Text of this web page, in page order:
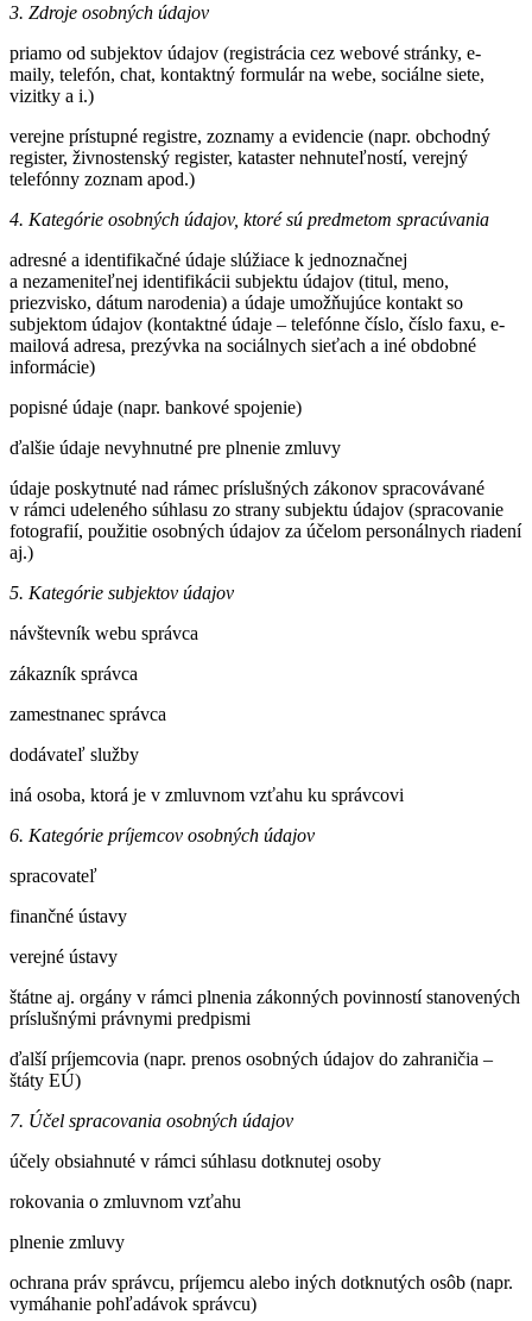
3. Zdroje osobných údajov
priamo od subjektov údajov (registrácia cez webové stránky, e-
maily, telefón, chat, kontaktný formulár na webe, sociálne siete,
vizitky a i.)
verejne prístupné registre, zoznamy a evidencie (napr. obchodný
register, živnostenský register, kataster nehnuteľností, verejný
telefónny zoznam apod.)
4. Kategórie osobných údajov, ktoré sú predmetom spracúvania
adresné a identifikačné údaje slúžiace k jednoznačnej
a nezameniteľnej identifikácii subjektu údajov (titul, meno,
priezvisko, dátum narodenia) a údaje umožňujúce kontakt so
subjektom údajov (kontaktné údaje – telefónne číslo, číslo faxu, e-
mailová adresa, prezývka na sociálnych sieťach a iné obdobné
informácie)
popisné údaje (napr. bankové spojenie)
ďalšie údaje nevyhnutné pre plnenie zmluvy
údaje poskytnuté nad rámec príslušných zákonov spracovávané
v rámci udeleného súhlasu zo strany subjektu údajov (spracovanie
fotografií, použitie osobných údajov za účelom personálnych riadení
aj.)
5. Kategórie subjektov údajov
návštevník webu správca
zákazník správca
zamestnanec správca
dodávateľ služby
iná osoba, ktorá je v zmluvnom vzťahu ku správcovi
6. Kategórie príjemcov osobných údajov
spracovateľ
finančné ústavy
verejné ústavy
štátne aj. orgány v rámci plnenia zákonných povinností stanovených
príslušnými právnymi predpismi
ďalší príjemcovia (napr. prenos osobných údajov do zahraničia –
štáty EÚ)
7. Účel spracovania osobných údajov
účely obsiahnuté v rámci súhlasu dotknutej osoby
rokovania o zmluvnom vzťahu
plnenie zmluvy
ochrana práv správcu, príjemcu alebo iných dotknutých osôb (napr.
vymáhanie pohľadávok správcu)